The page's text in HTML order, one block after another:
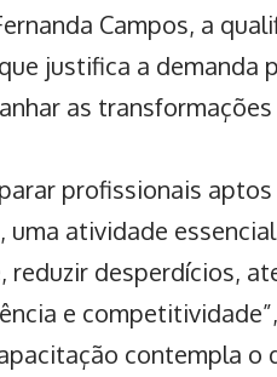
Campos, a
justifica a demanda
as
profissionais
atividade
desperdícios,
e
contempla o